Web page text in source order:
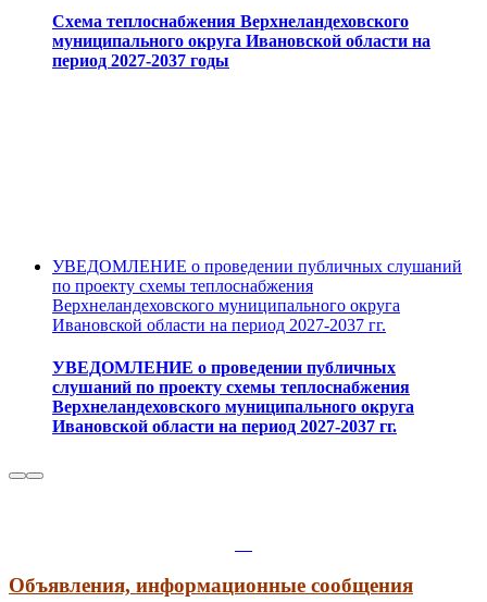
Схема теплоснабжения Верхнеландеховского
муниципального округа Ивановской области на
период 2027-2037 годы
УВЕДОМЛЕНИЕ о проведении публичных слушаний
по проекту схемы теплоснабжения
Верхнеландеховского муниципального округа
Ивановской области на период 2027-2037 гг.
УВЕДОМЛЕНИЕ о проведении публичных
слушаний по проекту схемы теплоснабжения
Верхнеландеховского муниципального округа
Ивановской области на период 2027-2037 гг.
Объявления, информационные сообщения